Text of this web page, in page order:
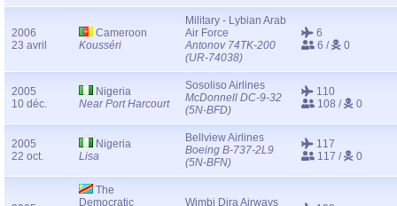
2006
23 avril
Cameroon
Kousséri
Military - Lybian Arab
Air Force
Antonov 74TK-200
(UR-74038)
6
6 /
0
2005
10 déc.
Nigeria
Near Port Harcourt
Sosoliso Airlines
McDonnell DC-9-32
(5N-BFD)
110
108 /
0
2005
22 oct.
Nigeria
Lisa
Bellview Airlines
Boeing B-737-2L9
(5N-BFN)
117
117 /
0
The
Democratic
Wimbi Dira Airways